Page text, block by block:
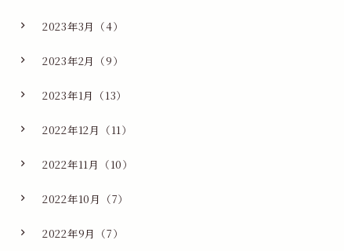
2023年3月（4）
2023年2月（9）
2023年1月（13）
2022年12月（11）
2022年11月（10）
2022年10月（7）
2022年9月（7）